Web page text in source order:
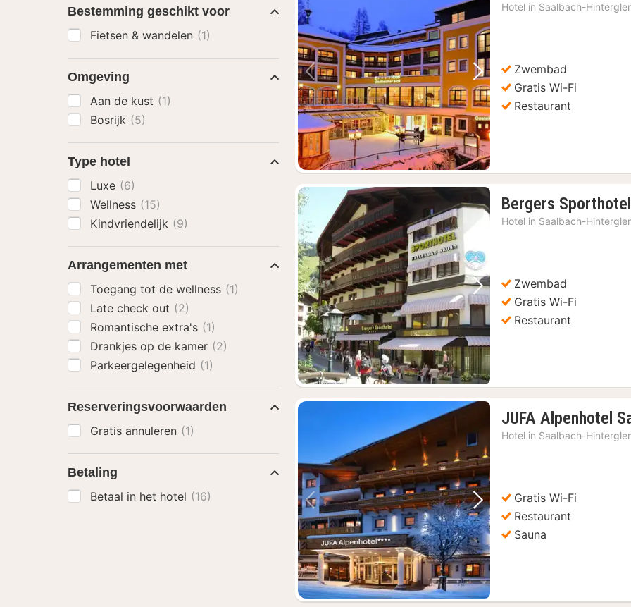
Vorige foto Volgende foto
Hotel in Saalbach-
Zwembad
Gratis Wi-Fi
Restaurant
Vorige foto Volgende foto
Bergers Sporthotel
Hotel in Saalbach-
Zwembad
Gratis Wi-Fi
Restaurant
Vorige foto Volgende foto
JUFA Alpenhotel
Hotel in Saalbach-
Gratis Wi-Fi
Restaurant
Sauna
Bestemming geschikt voor
Fietsen & wandelen (1)
Omgeving
Aan de kust (1)
Bosrijk (5)
Type hotel
Luxe (6)
Wellness (15)
Kindvriendelijk (9)
Arrangementen met
Toegang tot de wellness (1)
Late check out (2)
Romantische extra's (1)
Drankjes op de kamer (2)
Parkeergelegenheid (1)
Reserveringsvoorwaarden
Gratis annuleren (1)
Betaling
Betaal in het hotel (16)